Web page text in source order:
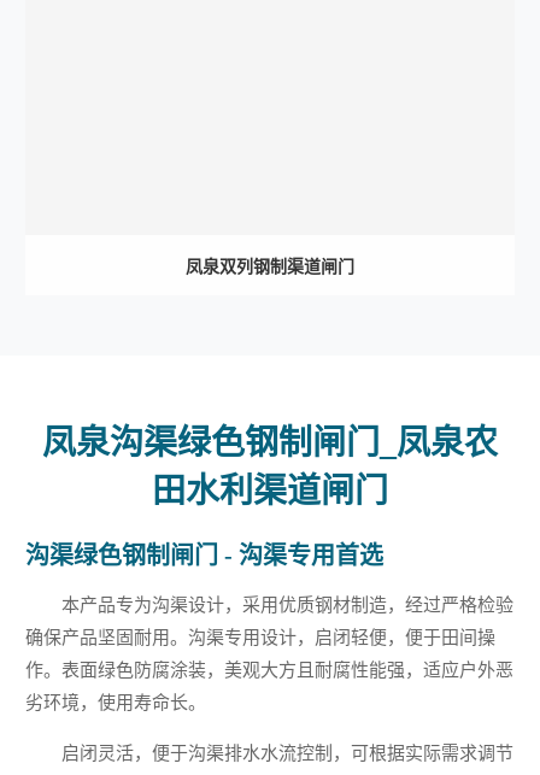
凤泉双列钢制渠道闸门
凤泉沟渠绿色钢制闸门_凤泉农
田水利渠道闸门
沟渠绿色钢制闸门 - 沟渠专用首选
本产品专为沟渠设计，采用优质钢材制造，经过严格检验
确保产品坚固耐用。沟渠专用设计，启闭轻便，便于田间操
作。表面绿色防腐涂装，美观大方且耐腐性能强，适应户外恶
劣环境，使用寿命长。
启闭灵活，便于沟渠排水水流控制，可根据实际需求调节